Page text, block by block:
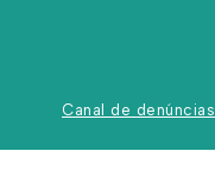
Canal de denúncias